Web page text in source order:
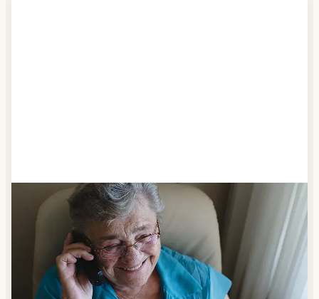
Schritt 3
Bestellen & liefern lassen
Suchen Sie sich aus dem Speiseplan Ihres Anbieters
aus, was Ihnen schmeckt. Bestellen Sie telefonisch,
schriftlich oder im Online-Shop Ihres Anbieters.